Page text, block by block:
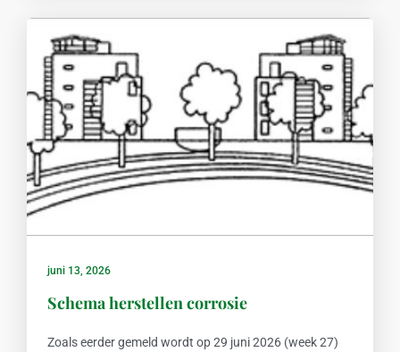
juni 13, 2026
Schema herstellen corrosie
Zoals eerder gemeld wordt op 29 juni 2026 (week 27)